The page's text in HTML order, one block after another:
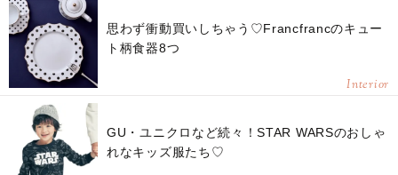
思わず衝動買いしちゃう♡Francfrancのキュー
ト柄食器8つ
Interior
GU・ユニクロなど続々！STAR WARSのおしゃ
れなキッズ服たち♡